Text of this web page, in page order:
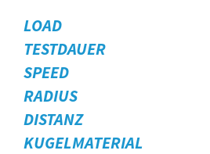
LOAD
TESTDAUER
SPEED
RADIUS
DISTANZ
KUGELMATERIAL